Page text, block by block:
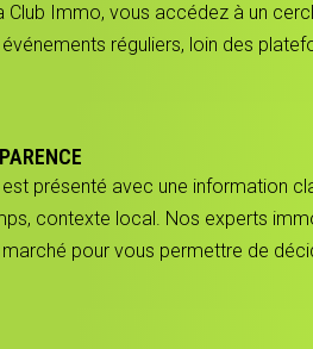
Club Immo, vous accédez à un
réguliers, loin des
présenté avec une information
contexte local. Nos experts
marché pour vous permettre de